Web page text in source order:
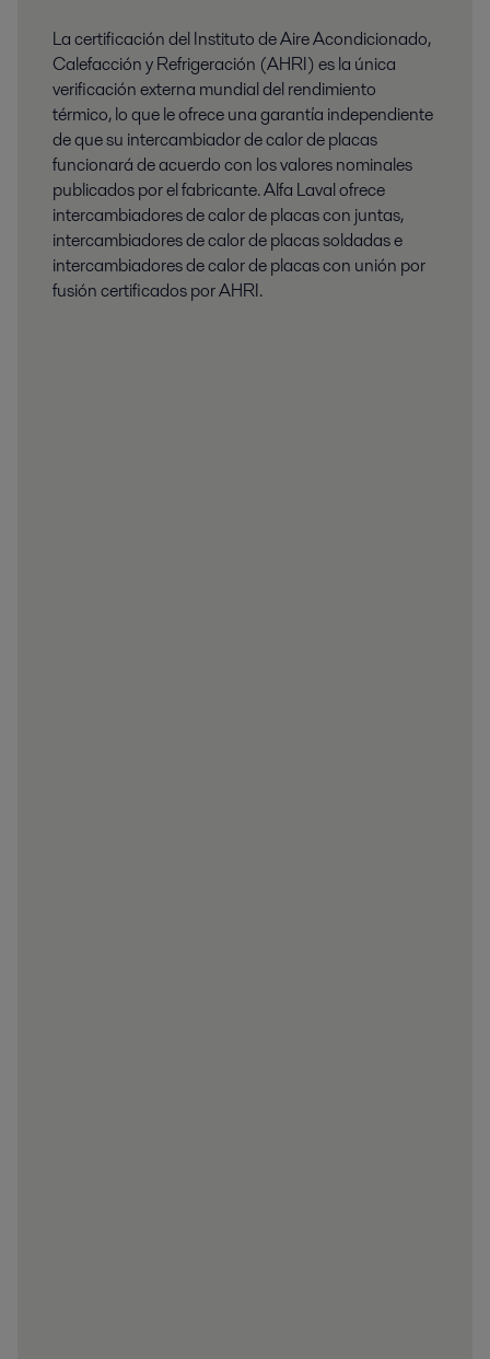
La certificación del Instituto de Aire Acondicionado,
Calefacción y Refrigeración (AHRI) es la única
verificación externa mundial del rendimiento
térmico, lo que le ofrece una garantía independiente
de que su intercambiador de calor de placas
funcionará de acuerdo con los valores nominales
publicados por el fabricante. Alfa Laval ofrece
intercambiadores de calor de placas con juntas,
intercambiadores de calor de placas soldadas e
intercambiadores de calor de placas con unión por
fusión certificados por AHRI.